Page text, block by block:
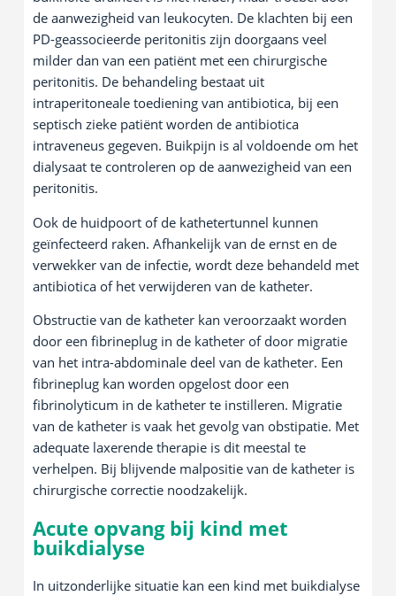
de aanwezigheid van leukocyten. De klachten bij een
PD-geassocieerde peritonitis zijn doorgaans veel
milder dan van een patiënt met een chirurgische
peritonitis. De behandeling bestaat uit
intraperitoneale toediening van antibiotica, bij een
septisch zieke patiënt worden de antibiotica
intraveneus gegeven. Buikpijn is al voldoende om het
dialysaat te controleren op de aanwezigheid van een
peritonitis.
Ook de huidpoort of de kathetertunnel kunnen
geïnfecteerd raken. Afhankelijk van de ernst en de
verwekker van de infectie, wordt deze behandeld met
antibiotica of het verwijderen van de katheter.
Obstructie van de katheter kan veroorzaakt worden
door een fibrineplug in de katheter of door migratie
van het intra-abdominale deel van de katheter. Een
fibrineplug kan worden opgelost door een
fibrinolyticum in de katheter te instilleren. Migratie
van de katheter is vaak het gevolg van obstipatie. Met
adequate laxerende therapie is dit meestal te
verhelpen. Bij blijvende malpositie van de katheter is
chirurgische correctie noodzakelijk.
Acute opvang bij kind met
buikdialyse
In uitzonderlijke situatie kan een kind met buikdialyse